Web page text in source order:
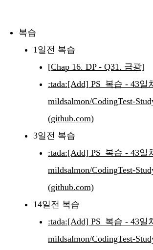
복습
1일전 복습
[Chap 16. DP - Q31. 금광]
:tada:[Add] PS_복습 - 43일
mildsalmon/CodingTest-
(github.com)
3일전 복습
:tada:[Add] PS_복습 - 43일
mildsalmon/CodingTest-
(github.com)
14일전 복습
:tada:[Add] PS_복습 - 43일
mildsalmon/CodingTest-